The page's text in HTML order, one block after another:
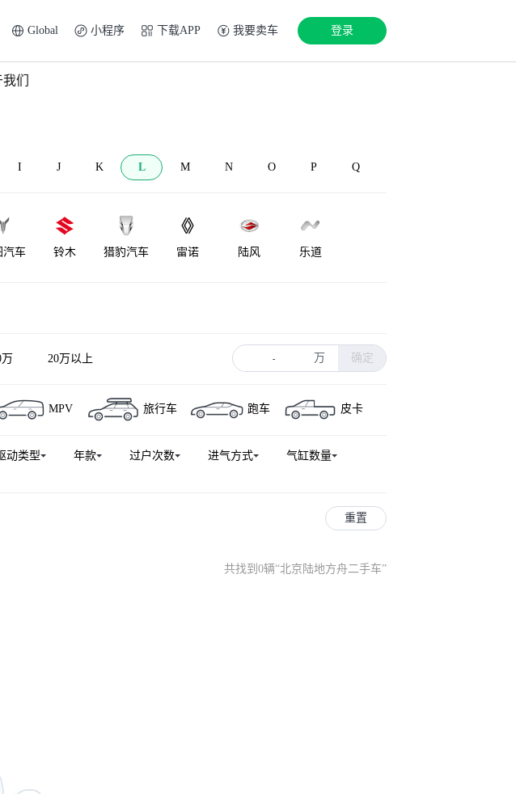
Global 小程序 下载APP 我要卖车 登录
们
I J K L M N O P Q
汽车 铃木 猎豹汽车 雷诺 陆风 乐道
车
20万以上 - 万 确定
MPV 旅行车 跑车
皮卡
动类型 年款 过户次数 进气方式
气缸数量
重置
共找到0辆“北京陆地方舟二手车”